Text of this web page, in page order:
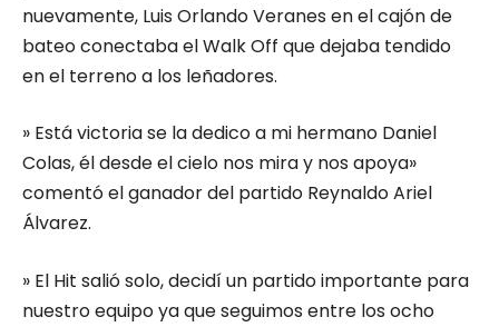
nuevamente, Luis Orlando Veranes en el cajón de
bateo conectaba el Walk Off que dejaba tendido
en el terreno a los leñadores.
» Está victoria se la dedico a mi hermano Daniel
Colas, él desde el cielo nos mira y nos apoya»
comentó el ganador del partido Reynaldo Ariel
Álvarez.
» El Hit salió solo, decidí un partido importante para
nuestro equipo ya que seguimos entre los ocho